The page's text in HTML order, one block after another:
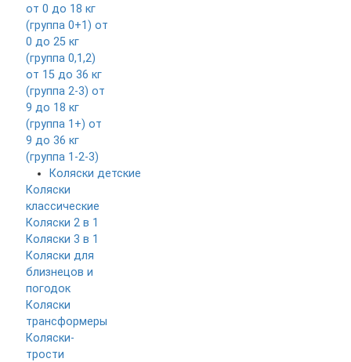
от 0 до 18 кг
(группа 0+1) от
0 до 25 кг
(группа 0,1,2)
от 15 до 36 кг
(группа 2-3) от
9 до 18 кг
(группа 1+) от
9 до 36 кг
(группа 1-2-3)
Коляски детские
Коляски
классические
Коляски 2 в 1
Коляски 3 в 1
Коляски для
близнецов и
погодок
Коляски
трансформеры
Коляски-
трости